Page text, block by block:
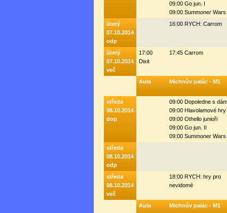
09:00 Go jun. I
09:00 Summoner Wars
úterý
07.10.2014
odp
16:00 RYCH: Carrom
úterý
07.10.2014
več
17:00
Dixit
17:45 Carrom
Aula Michnův palác - M1
středa
08.10.2014
dop
09:00 Dopoledne s
09:00 Hlavolamové hry
09:00 Othello junioři
09:00 Go jun. II
09:00 Summoner Wars
středa
08.10.2014
odp
středa
08.10.2014
več
18:00 RYCH: hry pro
nevidomé
Aula Michnův palác - M1